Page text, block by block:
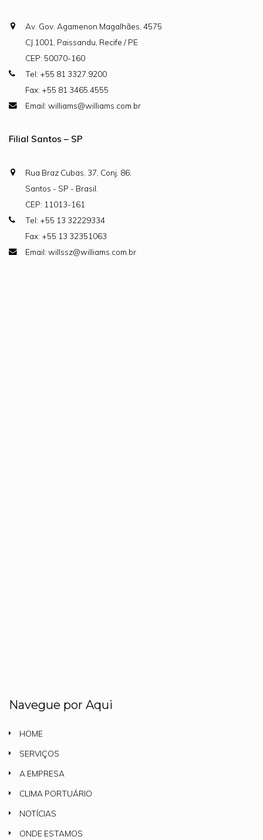
Av. Gov. Agamenon Magalhães, 4575
CJ.1001, Paissandu, Recife / PE
CEP: 50070-160
Tel: +55 81 3327.9200
Fax: +55 81 3465.4555
Email: williams@williams.com.br
Filial Santos – SP
Rua Braz Cubas, 37, Conj. 86,
Santos - SP - Brasil.
CEP: 11013-161
Tel: +55 13 32229334
Fax: +55 13 32351063
Email: willssz@williams.com.br
Navegue por Aqui
HOME
SERVIÇOS
A EMPRESA
CLIMA PORTUÁRIO
NOTÍCIAS
ONDE ESTAMOS